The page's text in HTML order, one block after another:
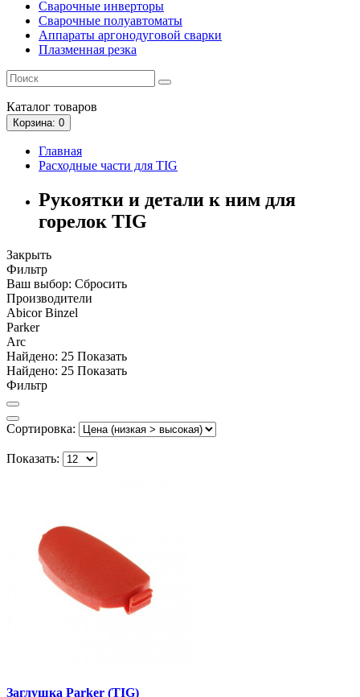
Сварочные инверторы
Сварочные полуавтоматы
Аппараты аргонодуговой сварки
Плазменная резка
Каталог товаров
Корзина: 0
Главная
Расходные части для TIG
Рукоятки и детали к ним для
горелок TIG
Закрыть
Фильтр
Ваш выбор: Сбросить
Производители
Abicor Binzel
Parker
Arc
Найдено: 25 Показать
Найдено: 25 Показать
Фильтр
Сортировка:
Показать:
Заглушка Parker (TIG)